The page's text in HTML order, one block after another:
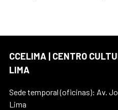
CCELIMA | CENTRO
LIMA
Sede temporal (oficinas): Av.
Lima